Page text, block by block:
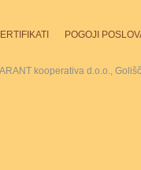
POGOJI
kooperativa d.o.o.,